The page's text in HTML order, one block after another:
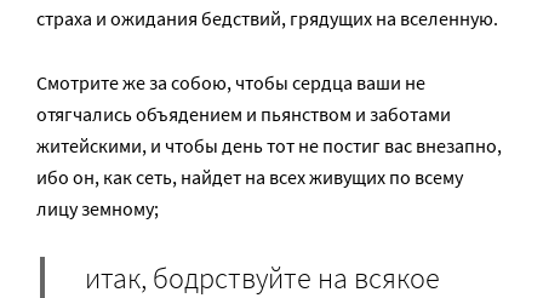
страха и ожидания бедствий, грядущих на вселенную.
Смотрите же за собою, чтобы сердца ваши не
отягчались объядением и пьянством и заботами
житейскими, и чтобы день тот не постиг вас внезапно,
ибо он, как сеть, найдет на всех живущих по всему
лицу земному;
итак, бодрствуйте на всякое